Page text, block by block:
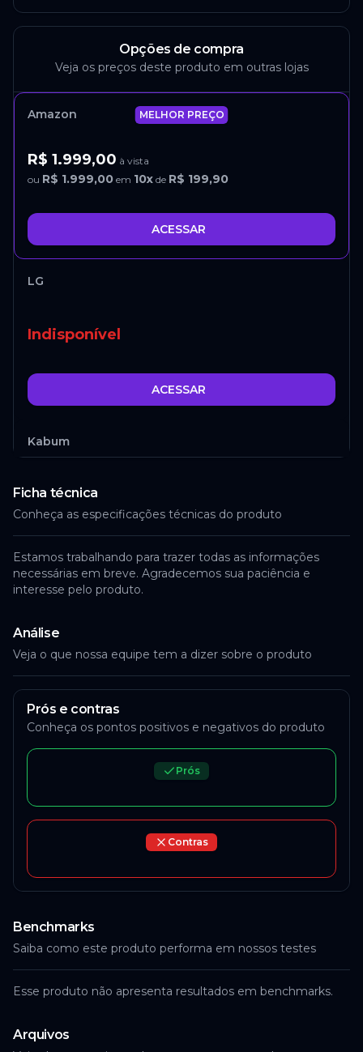
Opções de compra
Veja os preços deste produto em outras lojas
Amazon MELHOR PREÇO
R$ 1.999,00 à vista
ou R$ 1.999,00 em 10x de R$ 199,90
ACESSAR
LG
Indisponível
ACESSAR
Kabum
Indisponível
ACESSAR
Ficha técnica
Conheça as especificações técnicas do produto
Estamos trabalhando para trazer todas as informações
necessárias em breve. Agradecemos sua paciência e
interesse pelo produto.
Análise
Veja o que nossa equipe tem a dizer sobre o produto
Prós e contras
Conheça os pontos positivos e negativos do produto
Prós
Contras
Benchmarks
Saiba como este produto performa em nossos testes
Esse produto não apresenta resultados em benchmarks.
Arquivos